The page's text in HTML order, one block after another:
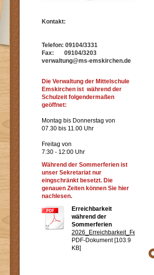
Kontakt:
Telefon: 09104/3331
Fax: 09104/3203
verwaltung@ms-emskirchen.de
Die Verwaltung der Mittelschule
Emskirchen ist während der
Schulzeit folgendermaßen
geöffnet:
Montag bis Donnerstag von
07.30 bis 11.00 Uhr
Freitag von
7:30 - 12:00 Uhr
Während der Sommerferien ist
unser Sekretariat nur
eingschränkt besetzt. Die
genauen Zeiten können Sie hier
nachlesen.
Erreichbarkeit
während der
Sommerferien
2026_Erreichbarkeit_Ferien.pdf
PDF-Dokument [103.9
KB]